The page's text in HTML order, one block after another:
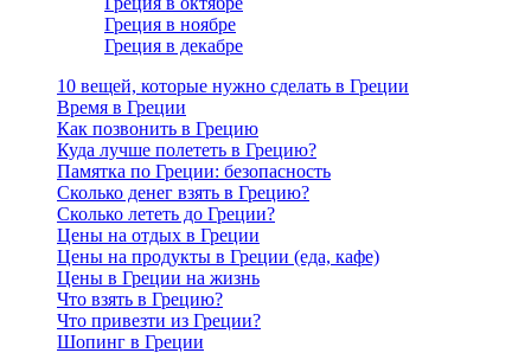
Греция в ноябре
Греция в декабре
10 вещей, которые нужно сделать в Греции
Время в Греции
Как позвонить в Грецию
Куда лучше полететь в Грецию?
Памятка по Греции: безопасность
Сколько денег взять в Грецию?
Сколько лететь до Греции?
Цены на отдых в Греции
Цены на продукты в Греции (еда, кафе)
Цены в Греции на жизнь
Что взять в Грецию?
Что привезти из Греции?
Шопинг в Греции